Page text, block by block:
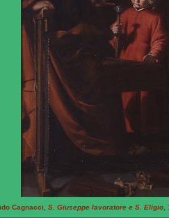
Cagnacci, S. Giuseppe lavoratore e S. Eligio,